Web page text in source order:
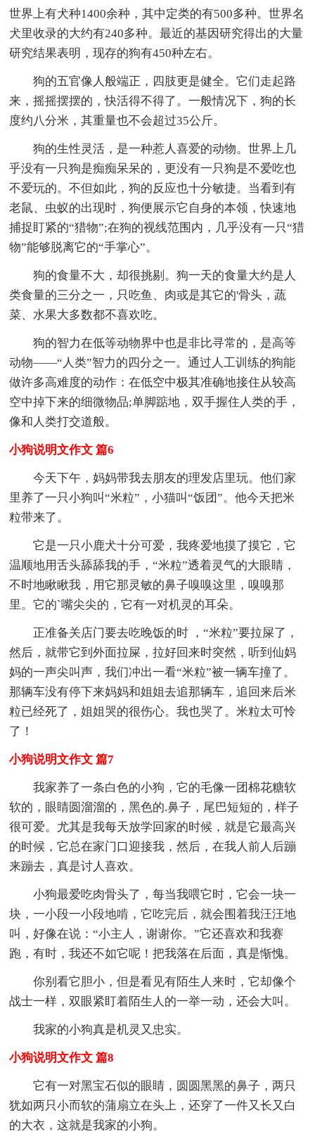
世界上有犬种1400余种，其中定类的有500多种。世界名
犬里收录的大约有240多种。最近的基因研究得出的大量
研究结果表明，现存的狗有450种左右。
狗的五官像人般端正，四肢更是健全。它们走起路
来，摇摇摆摆的，快活得不得了。一般情况下，狗的长
度约八分米，其重量也不会超过35公斤。
狗的生性灵活，是一种惹人喜爱的动物。世界上几
乎没有一只狗是痴痴呆呆的，更没有一只狗是不爱吃也
不爱玩的。不但如此，狗的反应也十分敏捷。当看到有
老鼠、虫蚁的出现时，狗便展示它自身的本领，快速地
捕捉盯紧的“猎物”;在狗的视线范围内，几乎没有一只“猎
物”能够脱离它的“手掌心”。
狗的食量不大，却很挑剔。狗一天的食量大约是人
类食量的三分之一，只吃鱼、肉或是其它的'骨头，蔬
菜、水果大多数都不喜欢吃。
狗的智力在低等动物界中也是非比寻常的，是高等
动物——“人类”智力的四分之一。通过人工训练的狗能
做许多高难度的动作：在低空中极其准确地接住从较高
空中掉下来的细微物品;单脚踮地，双手握住人类的手，
像和人类打交道般。
小狗说明文作文 篇6
今天下午，妈妈带我去朋友的理发店里玩。他们家
里养了一只小狗叫“米粒”，小猫叫“饭团”。他今天把米
粒带来了。
它是一只小鹿犬十分可爱，我疼爱地摸了摸它，它
温顺地用舌头舔舔我的手，“米粒”透着灵气的大眼睛，
不时地瞅瞅我，用它那灵敏的鼻子嗅嗅这里，嗅嗅那
里。它的`嘴尖尖的，它有一对机灵的耳朵。
正准备关店门要去吃晚饭的时 ，“米粒”要拉屎了，
然后，就带它到外面拉屎，拉好回来时突然，听到仙妈
妈的一声尖叫声，我们冲出一看“米粒”被一辆车撞了。
那辆车没有停下来妈妈和姐姐去追那辆车，追回来后米
粒已经死了，姐姐哭的很伤心。我也哭了。米粒太可怜
了！
小狗说明文作文 篇7
我家养了一条白色的小狗，它的毛像一团棉花糖软
软的，眼睛圆溜溜的，黑色的.鼻子，尾巴短短的，样子
很可爱。尤其是我每天放学回家的时候，就是它最高兴
的时候，它总在家门口迎接我，然后，在我人前人后蹦
来蹦去，真是讨人喜欢。
小狗最爱吃肉骨头了，每当我喂它时，它会一块一
块，一小段一小段地啃，它吃完后，就会围着我汪汪地
叫，好像在说：“小主人，谢谢你。”它还喜欢和我赛
跑，有时，我还不如它呢！把我落在后面，真是惭愧。
你别看它胆小，但是看见有陌生人来时，它却像个
战士一样，双眼紧盯着陌生人的一举一动，还会大叫。
我家的小狗真是机灵又忠实。
小狗说明文作文 篇8
它有一对黑宝石似的眼睛，圆圆黑黑的鼻子，两只
犹如两只小而软的蒲扇立在头上，还穿了一件又长又白
的大衣，这就是我家的小狗。